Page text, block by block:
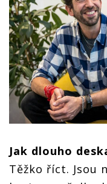
Jak dlouho
Těžko říct. Jsou